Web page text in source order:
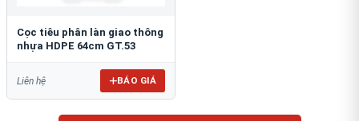
Cọc tiêu phân làn giao thông
nhựa HDPE 64cm GT.53
Liên hệ BÁO GIÁ